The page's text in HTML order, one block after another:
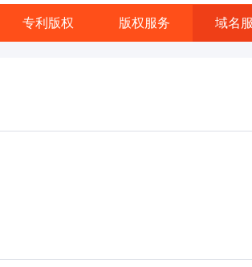
专利版权 版权服务 域名